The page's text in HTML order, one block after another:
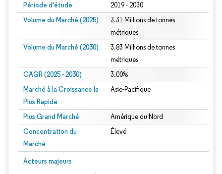
Période d'étude 2019 - 2030
Volume du Marché (2025)
3.31 Millions de tonnes
métriques
Volume du Marché (2030)
3.83 Millions de tonnes
métriques
CAGR (2025 - 2030) 3.00%
Marché à la Croissance la
Plus Rapide
Asie-Pacifique
Plus Grand Marché Amérique du Nord
Concentration du
Marché
Élevé
Acteurs majeurs